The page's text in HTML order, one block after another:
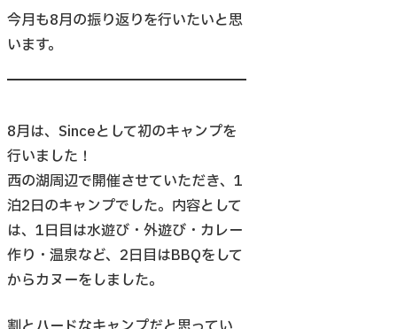
今月も8月の振り返りを行いたいと思
います。
8月は、Sinceとして初のキャンプを
行いました！
西の湖周辺で開催させていただき、1
泊2日のキャンプでした。内容として
は、1日目は水遊び・外遊び・カレー
作り・温泉など、2日目はBBQをして
からカヌーをしました。